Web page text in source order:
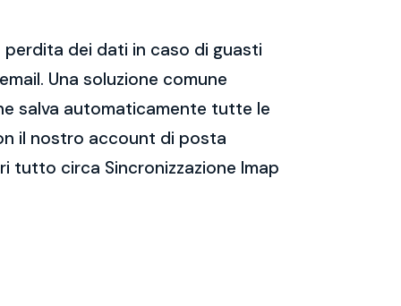
dei dati in caso di guasti
Una soluzione comune
salva automaticamente tutte le
il nostro account di posta
tutto circa Sincronizzazione Imap